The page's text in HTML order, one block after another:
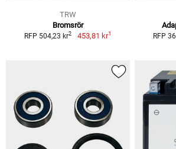
TRW
Bromsrör
RFP 504,23 kr2 453,81 kr1 RFP